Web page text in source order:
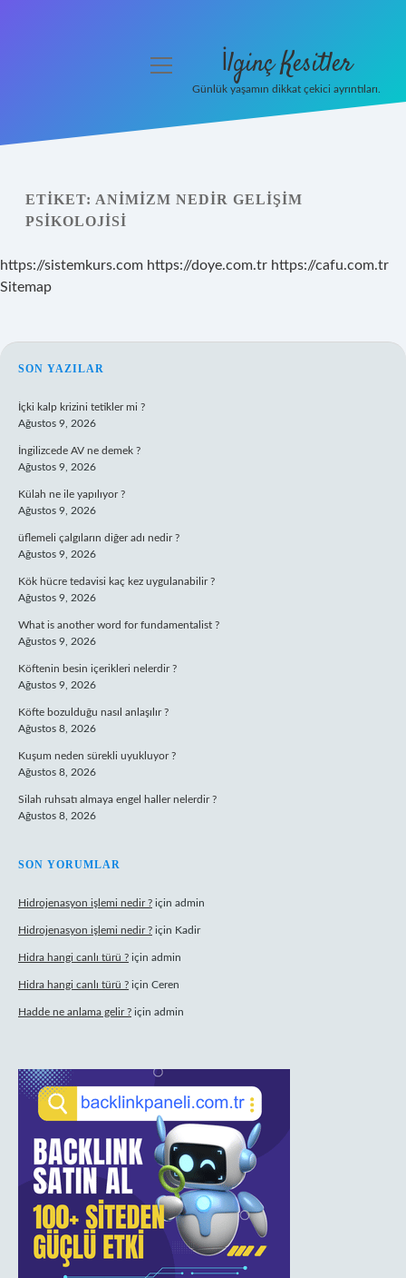
Yasal Uyarı
menüyü
İlginç Kesitler
Günlük yaşamın dikkat çekici ayrıntıları.
ETIKET: ANIMIZM NEDIR GELIŞIM
PSIKOLOJISI
https://sistemkurs.com https://doye.com.tr https://cafu.com.tr
Sitemap
SIDEBAR
SON YAZILAR
İçki kalp krizini tetikler mi ?
Ağustos 9, 2026
İngilizcede AV ne demek ?
Ağustos 9, 2026
Külah ne ile yapılıyor ?
Ağustos 9, 2026
üflemeli çalgıların diğer adı nedir ?
Ağustos 9, 2026
Kök hücre tedavisi kaç kez uygulanabilir ?
Ağustos 9, 2026
What is another word for fundamentalist ?
Ağustos 9, 2026
Köftenin besin içerikleri nelerdir ?
Ağustos 9, 2026
Köfte bozulduğu nasıl anlaşılır ?
Ağustos 8, 2026
Kuşum neden sürekli uyukluyor ?
Ağustos 8, 2026
Silah ruhsatı almaya engel haller nelerdir ?
Ağustos 8, 2026
SON YORUMLAR
Hidrojenasyon işlemi nedir ? için admin
Hidrojenasyon işlemi nedir ? için Kadir
Hidra hangi canlı türü ? için admin
Hidra hangi canlı türü ? için Ceren
Hadde ne anlama gelir ? için admin